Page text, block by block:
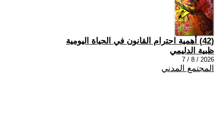
(42) أهمية احترام القانون في الحياة اليومية
ظبية الدليمي
2026 / 8 / 7
المجتمع المدني